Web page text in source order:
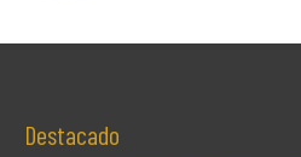
Destacado